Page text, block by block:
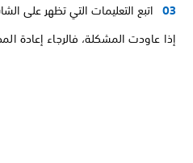
اتبع التعليمات التي تظهر على
إذا عاودت المشكلة، فالرجاء إعادة